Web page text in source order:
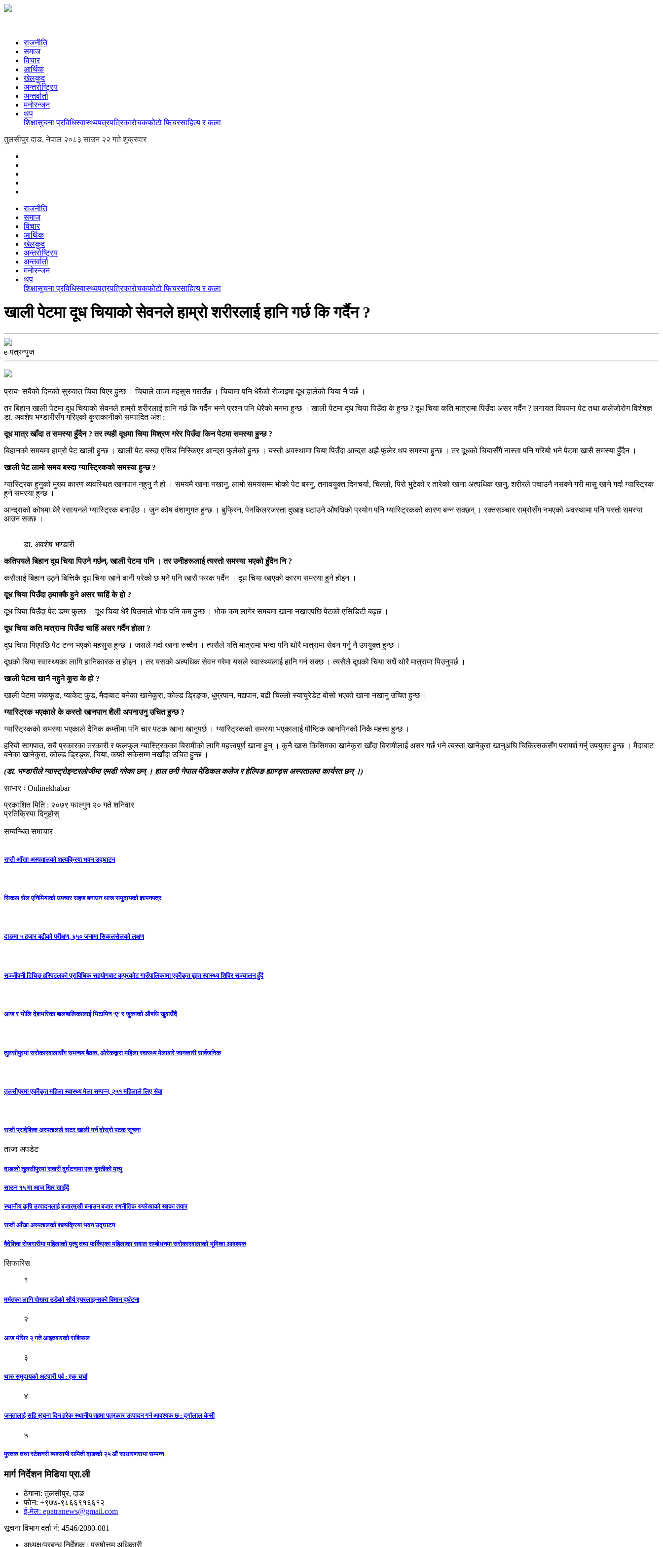
राजनीति
समाज
विचार
आर्थिक
खेलकुद
अन्तर्राष्ट्रिय
अन्तर्वार्ता
मनोरन्जन
थप
शिक्षासुचना प्रविधिस्वास्थ्यपत्रपत्रिकारोचकफोटो फिचरसाहित्य र कला
तुलसीपुर दाङ, नेपाल २०८३ साउन २२ गते शुक्रवार
राजनीति
समाज
विचार
आर्थिक
खेलकुद
अन्तर्राष्ट्रिय
अन्तर्वार्ता
मनोरन्जन
थप
शिक्षासुचना प्रविधिस्वास्थ्यपत्रपत्रिकारोचकफोटो फिचरसाहित्य र कला
खाली पेटमा दूध चियाको सेवनले हाम्रो शरीरलाई हानि गर्छ कि गर्दैन ?
e-पत्रन्युज
प्रायः सबैको दिनको सुरुवात चिया पिएर हुन्छ । चियाले ताजा महसुस गराउँछ । चियामा पनि धेरैको रोजाइमा दूध हालेको चिया नै पर्छ ।
तर बिहान खाली पेटमा दूध चियाको सेवनले हाम्रो शरीरलाई हानि गर्छ कि गर्दैन भन्ने प्रश्न पनि धेरैको मनमा हुन्छ । खाली पेटमा दूध चिया पिउँदा के हुन्छ ? दूध चिया कति मात्रामा पिउँदा असर गर्दैन ? लगायत विषयमा पेट तथा कलेजोरोग विशेषज्ञ
डा. अवशेष भण्डारीसँग गरिएको कुराकानीको सम्पादित अंश :
दूध मात्र खाँदा त समस्या हुँदैन ?तर त्यही दूधमा चिया मिश्रण गरेर पिउँदा किन पेटमा समस्या हुन्छ ?
बिहानको समयमा हाम्रो पेट खाली हुन्छ । खाली पेट बस्दा एसिड निस्किएर आन्द्रा फुलेको हुन्छ । यस्तो अवस्थामा चिया पिउँदा आन्द्रा अझै फुलेर थप समस्या हुन्छ । तर दूधको चियासँगै नास्ता पनि गरियो भने पेटमा खासै समस्या हुँदैन ।
खाली पेट लामो समय बस्दा ग्यास्ट्रिकको समस्या हुन्छ ?
ग्यास्ट्रिक हुनुको मुख्य कारण व्यवस्थित खानपान नहुनु नै हो । समयमै खाना नखानु, लामो समयसम्म भोको पेट बस्नु, तनावयुक्त दिनचर्या, चिल्लो, पिरो भुटेको र तारेको खाना अत्यधिक खानु, शरीरले पचाउनै नसक्ने गरी मासु खाने गर्दा ग्यास्ट्रिक
हुने समस्या हुन्छ ।
आन्द्राको कोषमा धेरै रसायनले ग्यास्ट्रिक बनाउँछ । जुन कोष वंशाणुगत हुन्छ । बुफ्रिन, पेनकिलरजस्ता दुखाइ घटाउने औषधिको प्रयोग पनि ग्यास्ट्रिकको कारण बन्न सक्छन् । रक्तसञ्चार राम्रोसँग नभएको अवस्थामा पनि यस्तो समस्या
आउन सक्छ ।
डा. अवशेष भण्डारी
कतिपयले बिहान दूध चिया पिउने गर्छन्,खाली पेटमा पनि । तर उनीहरूलाई त्यस्तो समस्या भएको हुँदैन नि ?
कसैलाई बिहान उठ्ने बित्तिकै दूध चिया खाने बानी परेको छ भने पनि खासै फरक पर्दैन । दूध चिया खाएको कारण समस्या हुने होइन ।
दूध चिया पिउँदा ठ्याक्कै हुने असर चाहिं के हो ?
दूध चिया पिउँदा पेट डम्म फुल्छ । दूध चिया धेरै पिउनाले भोक पनि कम हुन्छ । भोक कम लागेर समयमा खाना नखाएपछि पेटको एसिडिटी बढ्छ ।
दूध चिया कति मात्रामा पिउँदा चाहिं असर गर्दैन होला ?
दूध चिया पिएपछि पेट टन्न भएको महसुस हुन्छ । जसले गर्दा खाना रुच्दैन । त्यसैले यति मात्रामा भन्दा पनि थोरै मात्रामा सेवन गर्नु नै उपयुक्त हुन्छ ।
दूधको चिया स्वास्थ्यका लागि हानिकारक त होइन । तर यसको अत्यधिक सेवन गरेमा यसले स्वास्थ्यलाई हानि गर्न सक्छ । त्यसैले दूधको चिया सधैं थोरै मात्रामा पिउनुपर्छ ।
खाली पेटमा खानै नहुने कुरा के हो ?
खाली पेटमा जंकफुड, प्याकेट फुड, मैदाबाट बनेका खानेकुरा, कोल्ड ड्रिङ्क, धुम्रपान, मद्यपान, बढी चिल्लो स्याचुरेडेट बोसो भएको खाना नखानु उचित हुन्छ ।
ग्यास्ट्रिक भएकाले के कस्तो खानपान शैली अपनाउनु उचित हुन्छ ?
ग्यास्ट्रिकको समस्या भएकाले दैनिक कम्तीमा पनि चार पटक खाना खानुपर्छ । ग्यास्ट्रिकको समस्या भएकालाई पौष्टिक खानपिनको निकै महत्त्व हुन्छ ।
हरियो सागपात, सबै प्रकारका तरकारी र फलफूल ग्यास्ट्रिकका बिरामीको लागि महत्त्वपूर्ण खाना हुन् । कुनै खास किसिमका खानेकुरा खाँदा बिरामीलाई असर गर्छ भने त्यस्ता खानेकुरा खानुअघि चिकित्सकसँग परामर्श गर्नु उपयुक्त हुन्छ । मैदाबाट
बनेका खानेकुरा, कोल्ड ड्रिङ्क, चिया, कफी सकेसम्म नखाँदा उचित हुन्छ ।
(डा. भण्डारीले ग्यास्ट्रोइन्टरलोजीमा एमडी गरेका छन् । हाल उनी नेपाल मेडिकल कलेज र हेल्पिङ ह्याण्ड्स अस्पतालमा कार्यरत छन् ।)
साभार ः Onlinekhabar
प्रकाशित मिति : २०७९ फाल्गुन २० गते शनिवार
प्रतिक्रिया दिनुहोस्
सम्बन्धित समाचार
राप्ती आँखा अस्पतालको शल्यक्रिया भवन उद्घाटन
सिकल सेल एनिमियाको उपचार सहज बनाउन थारू समुदायको ज्ञापनपत्र
दाङमा ५ हजार बढीको परीक्षण, ६५० जनामा सिकलसेलको लक्षण
सञ्जीवनी टिचिङ हस्पिटलको प्राविधिक सहयोगबाट कपुरकोट गाउँपालिकामा एकीकृत बृहत स्वास्थ्य शिविर सञ्चालन हुँदै
आज र भोलि देशभरिका बालबालिकालाई भिटामिन ‘ए’ र जुकाको औषधि खुवाउँदै
तुलसीपुरमा सरोकारवालासँग समन्वय बैठक, ओरेकद्वारा महिला स्वास्थ्य मेलाबारे जानकारी सार्वजनिक
तुलसीपुरमा एकीकृत महिला स्वास्थ्य मेला सम्पन्न, २५१ महिलाले लिए सेवा
राप्ती प्रादेशिक अस्पतालले सटर खाली गर्न दोस्रो पटक सूचना
ताजा अपडेट
दाङको तुलसीपुरमा सवारी दुर्घटनामा एक युवतीको मृत्यु
साउन १५ मा आज खिर खाइँदै
स्थानीय कृषि उत्पादनलाई बजारमुखी बनाउन बजार रणनीतिक रुपरेखाको खाका तयार
राप्ती आँखा अस्पतालको शल्यक्रिया भवन उद्घाटन
वैदेशिक रोजगारीमा महिलाको मृत्यु तथा फर्किएका महिलाका सवाल सम्बोधनमा सरोकारवालाको भूमिका आवश्यक
सिफारिस
१
मर्मतका लागि पाेखरा उडेकाे साैर्य एयरलाइन्सको विमान दुर्घटना
२
आज मंसिर २ गते आइतबारकाे राशिफल
३
थारु समूदायको अट्वारी पर्व : एक चर्चा
४
जनतालाई सहि सुचना दिन हरेक स्थानीय तहमा पत्रकार उत्पादन गर्न आवश्यक छ : दुर्गालाल केसी
५
पुस्तक तथा स्टेशनरी ब्यबसायी समिती दाङको २५ औं साधारणसभा सम्पन्न
मार्ग निर्देशन मिडिया प्रा.ली
ठेगाना: तुलसीपुर, दाङ
फोन: +९७७-९८६६९१६६१२
ई-मेल: epatranews@gmail.com
सूचना विभाग दर्ता नं: 4546/2080-081
अध्यक्ष/प्रबन्ध निर्देशक : पुरुषोत्तम अधिकारी